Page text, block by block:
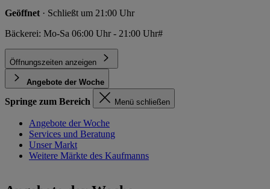
Geöffnet · Schließt um 21:00 Uhr
Bäckerei: Mo-Sa 06:00 Uhr - 21:00 Uhr#
Öffnungszeiten anzeigen
Angebote der Woche
Springe zum Bereich Menü schließen
Angebote der Woche
Services und Beratung
Unser Markt
Weitere Märkte des Kaufmanns